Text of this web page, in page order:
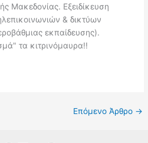
Μακεδονίας. Εξειδίκευση
& δικτύων
εκπαίδευσης).
τα κιτρινόμαυρα!!
Επόμενο Άρθρο →